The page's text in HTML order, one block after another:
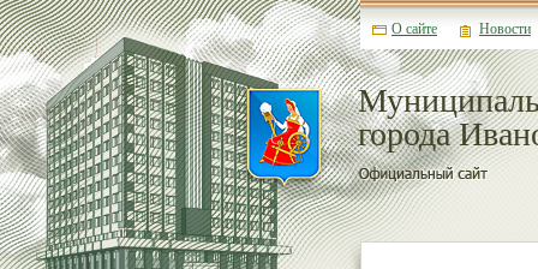
города
О сайте Новости